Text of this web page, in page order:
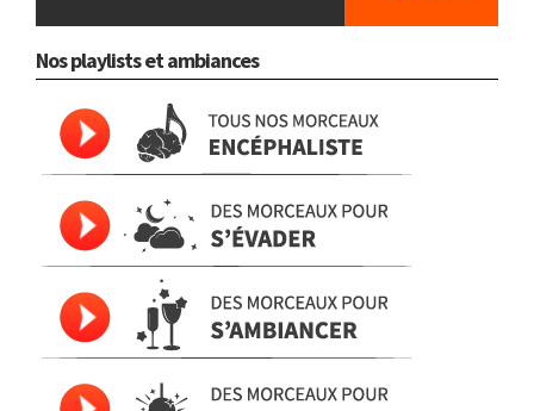
Nos playlists et ambiances